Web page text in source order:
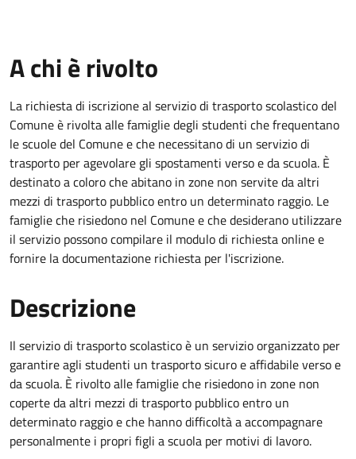
A chi è rivolto
La richiesta di iscrizione al servizio di trasporto scolastico del
Comune è rivolta alle famiglie degli studenti che frequentano
le scuole del Comune e che necessitano di un servizio di
trasporto per agevolare gli spostamenti verso e da scuola. È
destinato a coloro che abitano in zone non servite da altri
mezzi di trasporto pubblico entro un determinato raggio. Le
famiglie che risiedono nel Comune e che desiderano utilizzare
il servizio possono compilare il modulo di richiesta online e
fornire la documentazione richiesta per l'iscrizione.
Descrizione
Il servizio di trasporto scolastico è un servizio organizzato per
garantire agli studenti un trasporto sicuro e affidabile verso e
da scuola. È rivolto alle famiglie che risiedono in zone non
coperte da altri mezzi di trasporto pubblico entro un
determinato raggio e che hanno difficoltà a accompagnare
personalmente i propri figli a scuola per motivi di lavoro.